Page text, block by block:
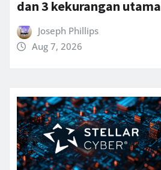
dan 3 kekurangan utama
Joseph Phillips
Aug 7, 2026